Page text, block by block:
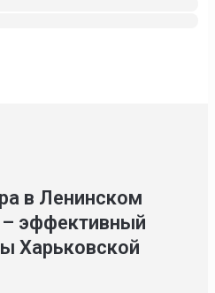
в Ленинском
– эффективный
Харьковской